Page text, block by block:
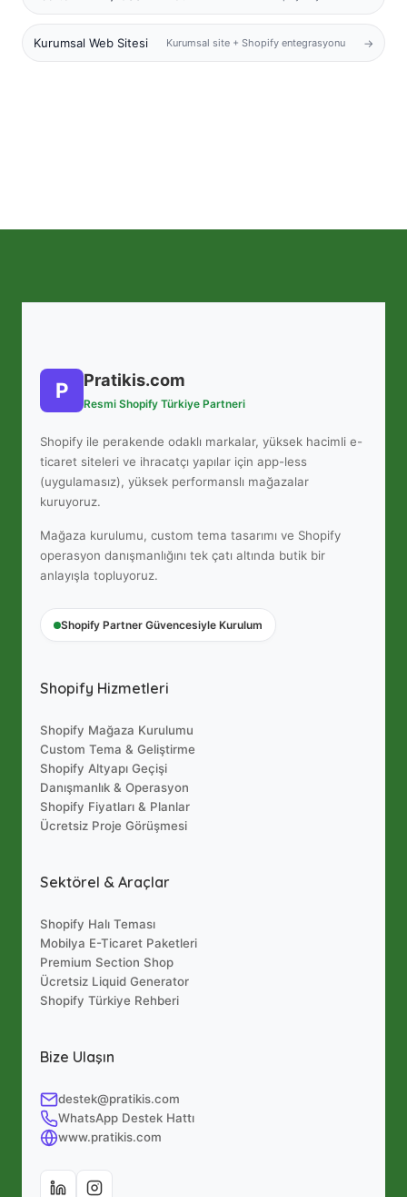
Kurumsal Web Sitesi Kurumsal site + Shopify entegrasyonu
P Pratikis.com
Resmi Shopify Türkiye Partneri
Shopify ile perakende odaklı markalar, yüksek hacimli e-
ticaret siteleri ve ihracatçı yapılar için app-less
(uygulamasız), yüksek performanslı mağazalar
kuruyoruz.
Mağaza kurulumu, custom tema tasarımı ve Shopify
operasyon danışmanlığını tek çatı altında butik bir
anlayışla topluyoruz.
Shopify Partner Güvencesiyle Kurulum
Shopify Hizmetleri
Shopify Mağaza Kurulumu
Custom Tema & Geliştirme
Shopify Altyapı Geçişi
Danışmanlık & Operasyon
Shopify Fiyatları & Planlar
Ücretsiz Proje Görüşmesi
Sektörel & Araçlar
Shopify Halı Teması
Mobilya E-Ticaret Paketleri
Premium Section Shop
Ücretsiz Liquid Generator
Shopify Türkiye Rehberi
Bize Ulaşın
destek@pratikis.com
WhatsApp Destek Hattı
www.pratikis.com